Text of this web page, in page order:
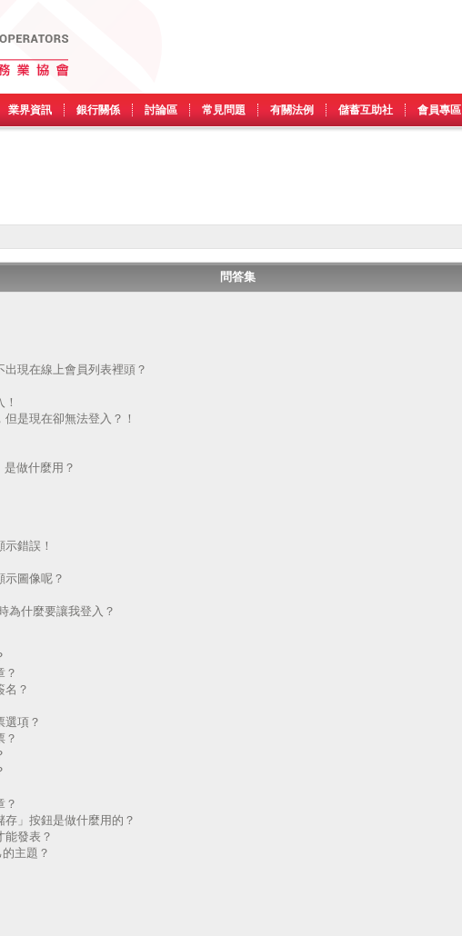
業界資訊 銀行關係 討論區 常見問題 有關法例 儲蓄互助社 會員專區
問答集
現在線上會員列表裡頭？
是現在卻無法登入？！
是做什麼用？
錯誤！
示圖像呢？
為什麼要讓我登入？
？
名？
選項？
？
？
」按鈕是做什麼用的？
能發表？
主題？